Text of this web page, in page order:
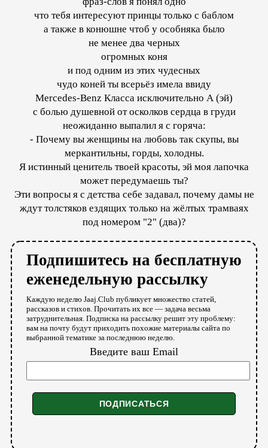
что тебя интересуют принцы только с баблом
а также в конюшне чтоб у особняка было
не менее два черных
огромных коня
и под одним из этих чудесных
чудо коней ты всерьёз имела ввиду
Mercedes-Benz Класса исключительно А (эй)
с болью душевной от осколков сердца в груди
неожиданно выпалил я с горяча:
- Почему вы женщины на любовь так скупы, вы
меркантильны, горды, холодны.
Я истинный ценитель твоей красоты, эй моя лапочка
может передумаешь ты?
Эти вопросы я с детства себе задавал, почему дамы не
ждут толстяков ездящих только на жёлтых трамваях
под номером "2" (два)?
Подпишитесь на бесплатную
еженедельную рассылку
Каждую неделю Jaaj.Club публикует множество статей,
рассказов и стихов. Прочитать их все — задача весьма
затруднительная. Подписка на рассылку решит эту проблему:
вам на почту будут приходить похожие материалы сайта по
выбранной тематике за последнюю неделю.
Введите ваш Email